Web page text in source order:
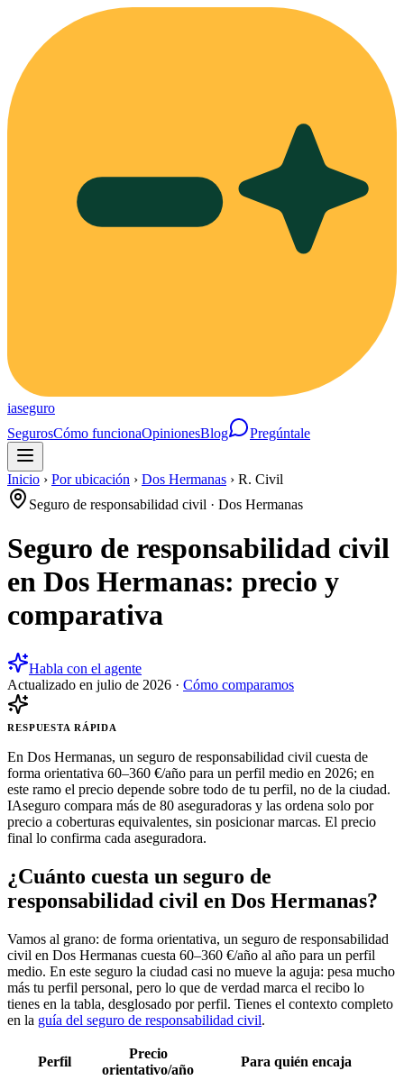
iaseguro
SegurosCómo funcionaOpinionesBlog Pregúntale
Inicio › Por ubicación › Dos Hermanas › R. Civil
Seguro de responsabilidad civil · Dos Hermanas
Seguro de responsabilidad civil
en Dos Hermanas: precio y
comparativa
Habla con el agente
Actualizado en julio de 2026 · Cómo comparamos
RESPUESTA RÁPIDA
En Dos Hermanas, un seguro de responsabilidad civil cuesta de
forma orientativa 60–360 €/año para un perfil medio en 2026; en
este ramo el precio depende sobre todo de tu perfil, no de la ciudad.
IAseguro compara más de 80 aseguradoras y las ordena solo por
precio a coberturas equivalentes, sin posicionar marcas. El precio
final lo confirma cada aseguradora.
¿Cuánto cuesta un seguro de
responsabilidad civil en Dos Hermanas?
Vamos al grano: de forma orientativa, un seguro de responsabilidad
civil en Dos Hermanas cuesta 60–360 €/año al año para un perfil
medio. En este seguro la ciudad casi no mueve la aguja: pesa mucho
más tu perfil personal, pero lo que de verdad marca el recibo lo
tienes en la tabla, desglosado por perfil. Tienes el contexto completo
en la guía del seguro de responsabilidad civil.
Perfil
Precio
orientativo/año
Para quién encaja